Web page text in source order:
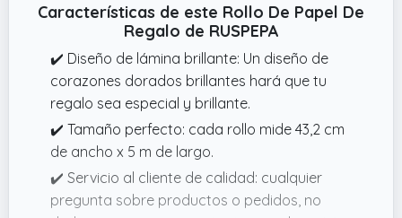
Características de este Rollo De Papel De
Regalo de RUSPEPA
✔️ Diseño de lámina brillante: Un diseño de
corazones dorados brillantes hará que tu
regalo sea especial y brillante.
✔️ Tamaño perfecto: cada rollo mide 43,2 cm
de ancho x 5 m de largo.
✔️ Servicio al cliente de calidad: cualquier
pregunta sobre productos o pedidos, no